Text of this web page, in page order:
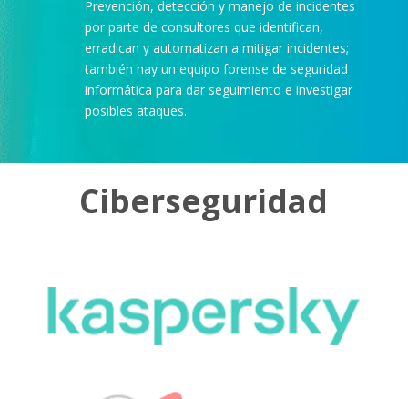
Prevención, detección y manejo de incidentes
por parte de consultores que identifican,
erradican y automatizan a mitigar incidentes;
también hay un equipo forense de seguridad
informática para dar seguimiento e investigar
posibles ataques.
Ciberseguridad